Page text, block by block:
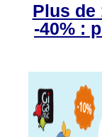
Plus de
-40% :